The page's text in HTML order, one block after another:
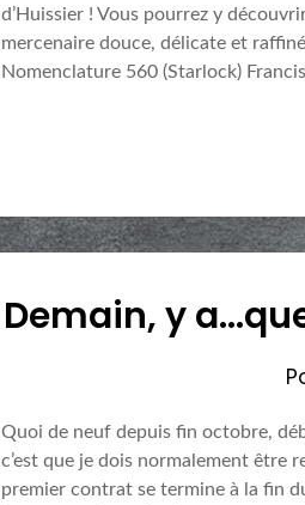
d’Huissier ! Vous pourrez y
mercenaire douce, délicate et
Nomenclature 560 (Starlock)
Demain, y
Quoi de neuf depuis fin octobre,
c’est que je dois normalement être
premier contrat se termine à la fin